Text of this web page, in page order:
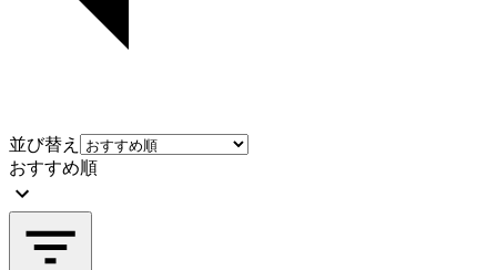
並び替え
おすすめ順